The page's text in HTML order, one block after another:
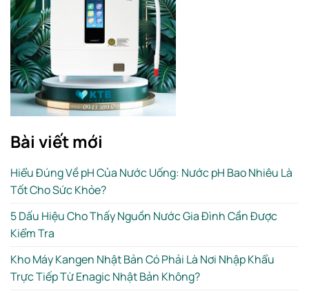
Bài viết mới
Hiểu Đúng Về pH Của Nước Uống: Nước pH Bao Nhiêu Là
Tốt Cho Sức Khỏe?
5 Dấu Hiệu Cho Thấy Nguồn Nước Gia Đình Cần Được
Kiểm Tra
Kho Máy Kangen Nhật Bản Có Phải Là Nơi Nhập Khẩu
Trực Tiếp Từ Enagic Nhật Bản Không?